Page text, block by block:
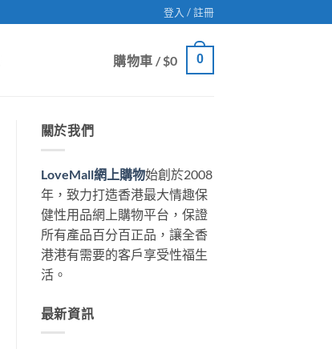
登入 / 註冊
購物車 /$0 0
關於我們
LoveMall網上購物始創於2008
年，致力打造香港最大情趣保
健性用品網上購物平台，保證
所有產品百分百正品，讓全香
港港有需要的客戶享受性福生
活。
最新資訊